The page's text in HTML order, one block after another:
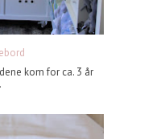
kom for ca. 3 år